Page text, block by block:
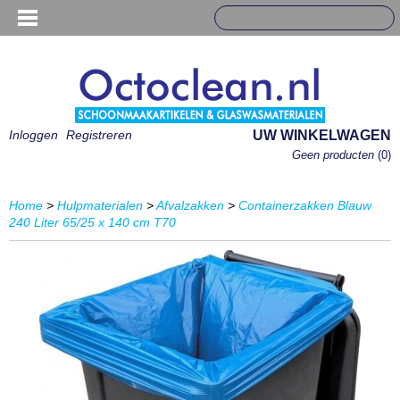
Inloggen Registreren UW WINKELWAGEN
Geen producten (0)
Home > Hulpmaterialen >Afvalzakken > Containerzakken Blauw
240 Liter 65/25 x 140 cm T70